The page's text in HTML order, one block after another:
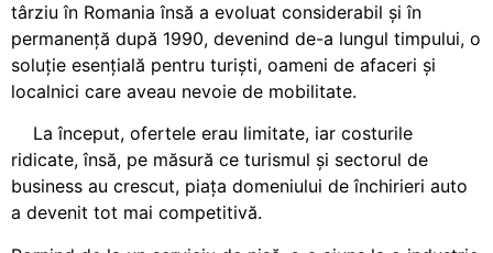
târziu în Romania însă a evoluat considerabil și în
permanență după 1990, devenind de-a lungul timpului, o
soluție esențială pentru turiști, oameni de afaceri și
localnici care aveau nevoie de mobilitate.
La început, ofertele erau limitate, iar costurile
ridicate, însă, pe măsură ce turismul și sectorul de
business au crescut, piața domeniului de închirieri auto
a devenit tot mai competitivă.